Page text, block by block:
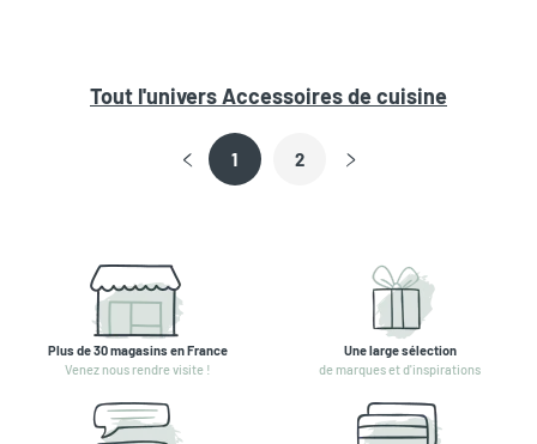
Tout l'universAccessoires de cuisine
1 2
Plus de 30 magasins en France
Venez nous rendre visite !
Une large sélection
de marques et d'inspirations